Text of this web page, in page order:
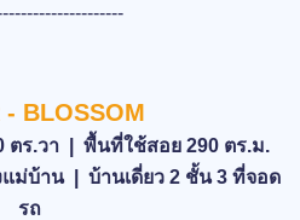
- BLOSSOM
ตร.วา | พื้นที่ใช้สอย 290 ตร.ม.
ม่บ้าน | บ้านเดี่ยว 2 ชั้น 3 ที่จอด
รถ